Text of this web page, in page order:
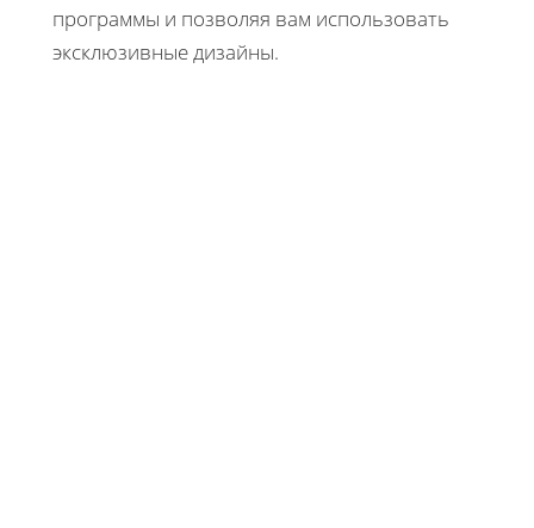
программы и позволяя вам использовать
эксклюзивные дизайны.